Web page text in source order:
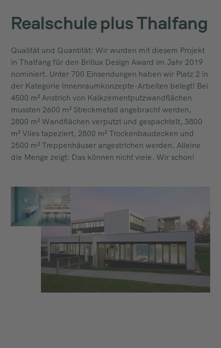
Realschule plus Thalfang
Qualität und Quantität: Wir wurden mit diesem Projekt
in Thalfang für den Brillux Design Award im Jahr 2019
nominiert. Unter 700 Einsendungen haben wir Platz 2 in
der Kategorie Innenraumkonzepte-Arbeiten belegt! Bei
4500 m² Anstrich von Kalkzementputzwandflächen
mussten 2600 m² Streckmetall angebracht werden,
2800 m² Wandflächen verputzt und gespachtelt, 3800
m² Vlies tapeziert, 2800 m² Trockenbaudecken und
2500 m² Treppenhäuser angestrichen werden. Alleine
die Menge zeigt: Das können nicht viele. Wir schon!